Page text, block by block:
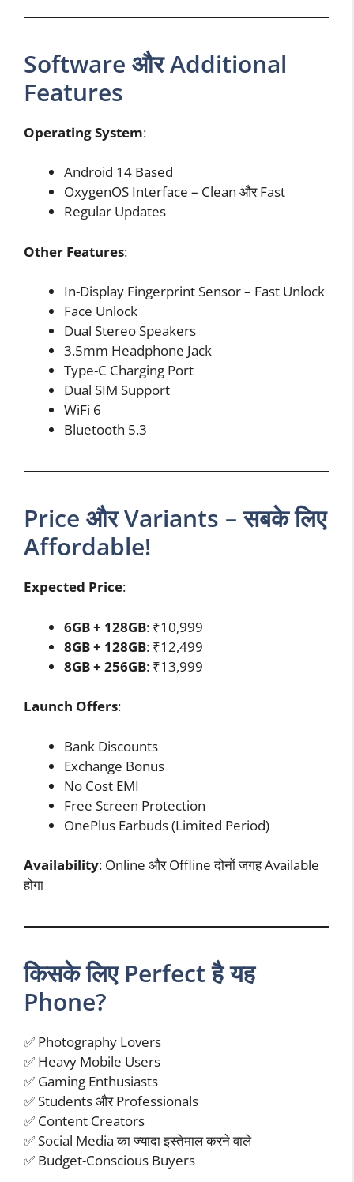
Software और Additional
Features
Operating System:
Android 14 Based
OxygenOS Interface – Clean और Fast
Regular Updates
Other Features:
In-Display Fingerprint Sensor – Fast Unlock
Face Unlock
Dual Stereo Speakers
3.5mm Headphone Jack
Type-C Charging Port
Dual SIM Support
WiFi 6
Bluetooth 5.3
Price और Variants – सबके लिए
Affordable!
Expected Price:
6GB + 128GB: ₹10,999
8GB + 128GB: ₹12,499
8GB + 256GB: ₹13,999
Launch Offers:
Bank Discounts
Exchange Bonus
No Cost EMI
Free Screen Protection
OnePlus Earbuds (Limited Period)
Availability: Online और Offline दोनों जगह Available
होगा
किसके लिए Perfect है यह
Phone?
✅ Photography Lovers
✅ Heavy Mobile Users
✅ Gaming Enthusiasts
✅ Students और Professionals
✅ Content Creators
✅ Social Media का ज्यादा इस्तेमाल करने वाले
✅ Budget-Conscious Buyers